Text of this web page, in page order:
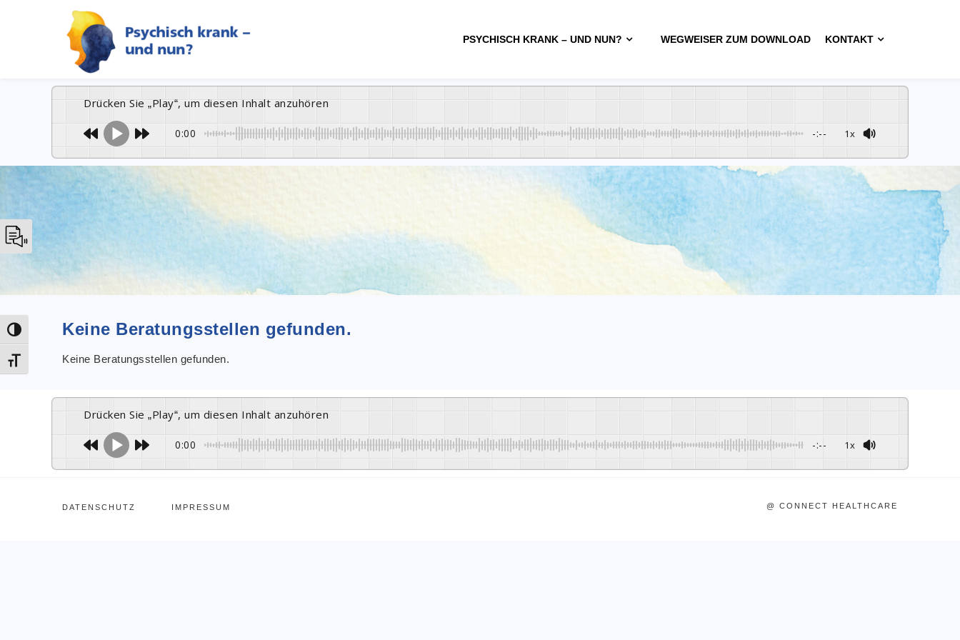
Umschalten auf hohe Kontraste
Schrift vergrößern
KONTAKT
WEGWEISER ZUM DOWNLOAD
PSYCHISCH KRANK – UND NUN?
Drücken Sie „Play“, um diesen Inhalt anzuhören
0:00 -:-- 1x
Keine Beratungsstellen gefunden.
Keine Beratungsstellen gefunden.
Drücken Sie „Play“, um diesen Inhalt anzuhören
0:00 -:-- 1x
DATENSCHUTZ IMPRESSUM @ CONNECT HEALTHCARE